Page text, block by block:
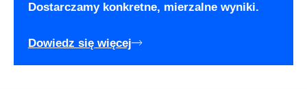
Dostarczamy konkretne, mierzalne wyniki.
Dowiedz się więcej